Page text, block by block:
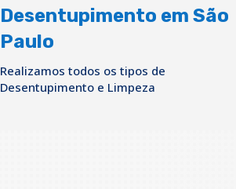
Desentupimento em São
Paulo
Realizamos todos os tipos de
Desentupimento e Limpeza